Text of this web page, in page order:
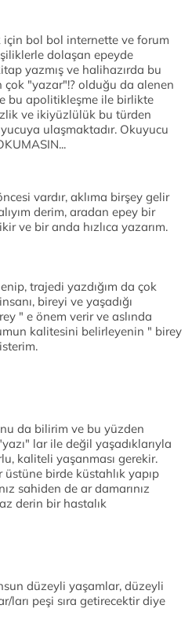
bol bol internette ve forum
dolaşan epeyde
yazmış ve halihazırda bu
"yazar"!? olduğu da alenen
bu apolitikleşme ile birlikte
ve ikiyüzlülük bu türden
ulaşmaktadır. Okuyucu
vardır, aklıma birşey gelir
derim, aradan epey bir
ve bir anda hızlıca yazarım.
trajedi yazdığım da çok
bireyi ve yaşadığı
" e önem verir ve aslında
kalitesini belirleyenin " birey
da bilirim ve bu yüzden
lar ile değil yaşadıklarıyla
kaliteli yaşanması gerekir.
üstüne birde küstahlık yapıp
sahiden de ar damarınız
derin bir hastalık
düzeyli yaşamlar, düzeyli
ları peşi sıra getirecektir diye